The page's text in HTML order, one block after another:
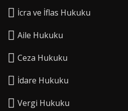
İcra ve İflas Hukuku
Aile Hukuku
Ceza Hukuku
İdare Hukuku
Vergi Hukuku